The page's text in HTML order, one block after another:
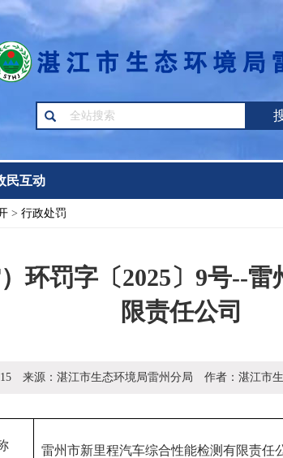
民互动
> 行政处罚
环罚字〔2025〕9号--
限责任公司
来源： 湛江市生态环境局雷州分局 作者： 湛江市
雷州市新里程汽车综合性能检测有限责任